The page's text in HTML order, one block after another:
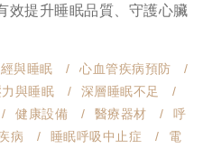
效提升睡眠品質、守護心臟
與睡眠
心血管疾病預防
力與睡眠
深層睡眠不足
健康設備 醫療器材
呼
病 睡眠呼吸中止症
電